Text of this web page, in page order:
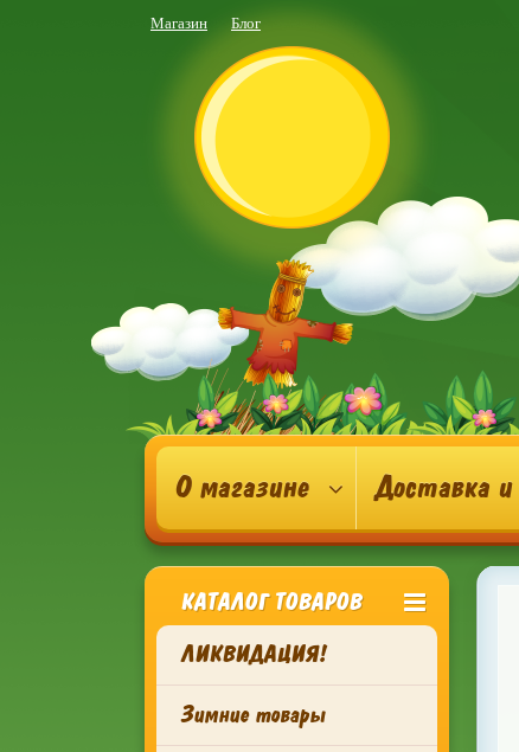
Магазин Блог
О магазине Доставка
КАТАЛОГ ТОВАРОВ
ЛИКВИДАЦИЯ!
Зимние товары